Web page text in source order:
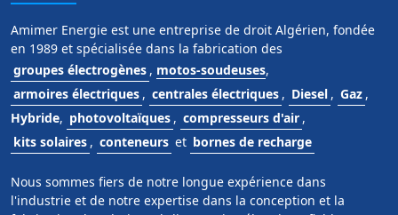
Amimer Energie est une entreprise de droit Algérien, fondée
en 1989 et spécialisée dans la fabrication des
groupes électrogènes , motos-soudeuses,
armoires électriques , centrales électriques , Diesel , Gaz ,
Hybride, photovoltaïques , compresseurs d'air ,
kits solaires , conteneurs et bornes de recharge
Nous sommes fiers de notre longue expérience dans
l'industrie et de notre expertise dans la conception et la